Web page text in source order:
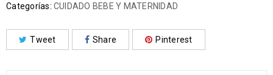
Categorías: CUIDADO BEBE Y MATERNIDAD
Tweet Share Pinterest